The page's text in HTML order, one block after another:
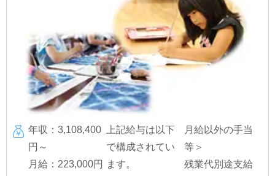
年収：3,108,400
円～
月給：223,000円
上記給与は以下
で構成されてい
ます。
月給以外の手当
等＞
残業代別途支給